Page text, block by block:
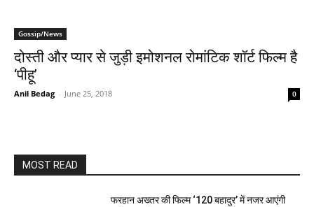
Gossip/News
दोस्ती और प्यार से जुड़ी इमोशनल रोमांटिक शॉर्ट फिल्म है
‘पीहू’
Anil Bedag - June 25, 2018 0
MOST READ
फरहान अख्तर की फिल्म ‘120 बहादुर’ में नजर आएंगी